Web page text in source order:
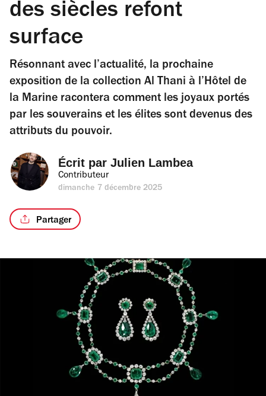
des siècles refont
surface
Résonnant avec l’actualité, la prochaine
exposition de la collection Al Thani à l’Hôtel de
la Marine racontera comment les joyaux portés
par les souverains et les élites sont devenus des
attributs du pouvoir.
Écrit par Julien Lambea
Contributeur
dimanche 7 décembre 2025
Partager